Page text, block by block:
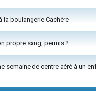
la boulangerie Cachère
propre sang, permis ?
semaine de centre aéré à un